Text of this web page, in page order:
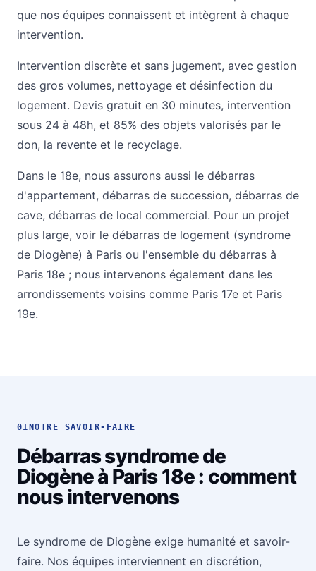
que nos équipes connaissent et intègrent à chaque
intervention.
Intervention discrète et sans jugement, avec gestion
des gros volumes, nettoyage et désinfection du
logement. Devis gratuit en 30 minutes, intervention
sous 24 à 48h, et 85% des objets valorisés par le
don, la revente et le recyclage.
Dans le 18e, nous assurons aussi le débarras
d'appartement, débarras de succession, débarras de
cave, débarras de local commercial. Pour un projet
plus large, voir le débarras de logement (syndrome
de Diogène) à Paris ou l'ensemble du débarras à
Paris 18e ; nous intervenons également dans les
arrondissements voisins comme Paris 17e et Paris
19e.
01 NOTRE SAVOIR-FAIRE
Débarras syndrome de
Diogène à Paris 18e : comment
nous intervenons
Le syndrome de Diogène exige humanité et savoir-
faire. Nos équipes interviennent en discrétion,